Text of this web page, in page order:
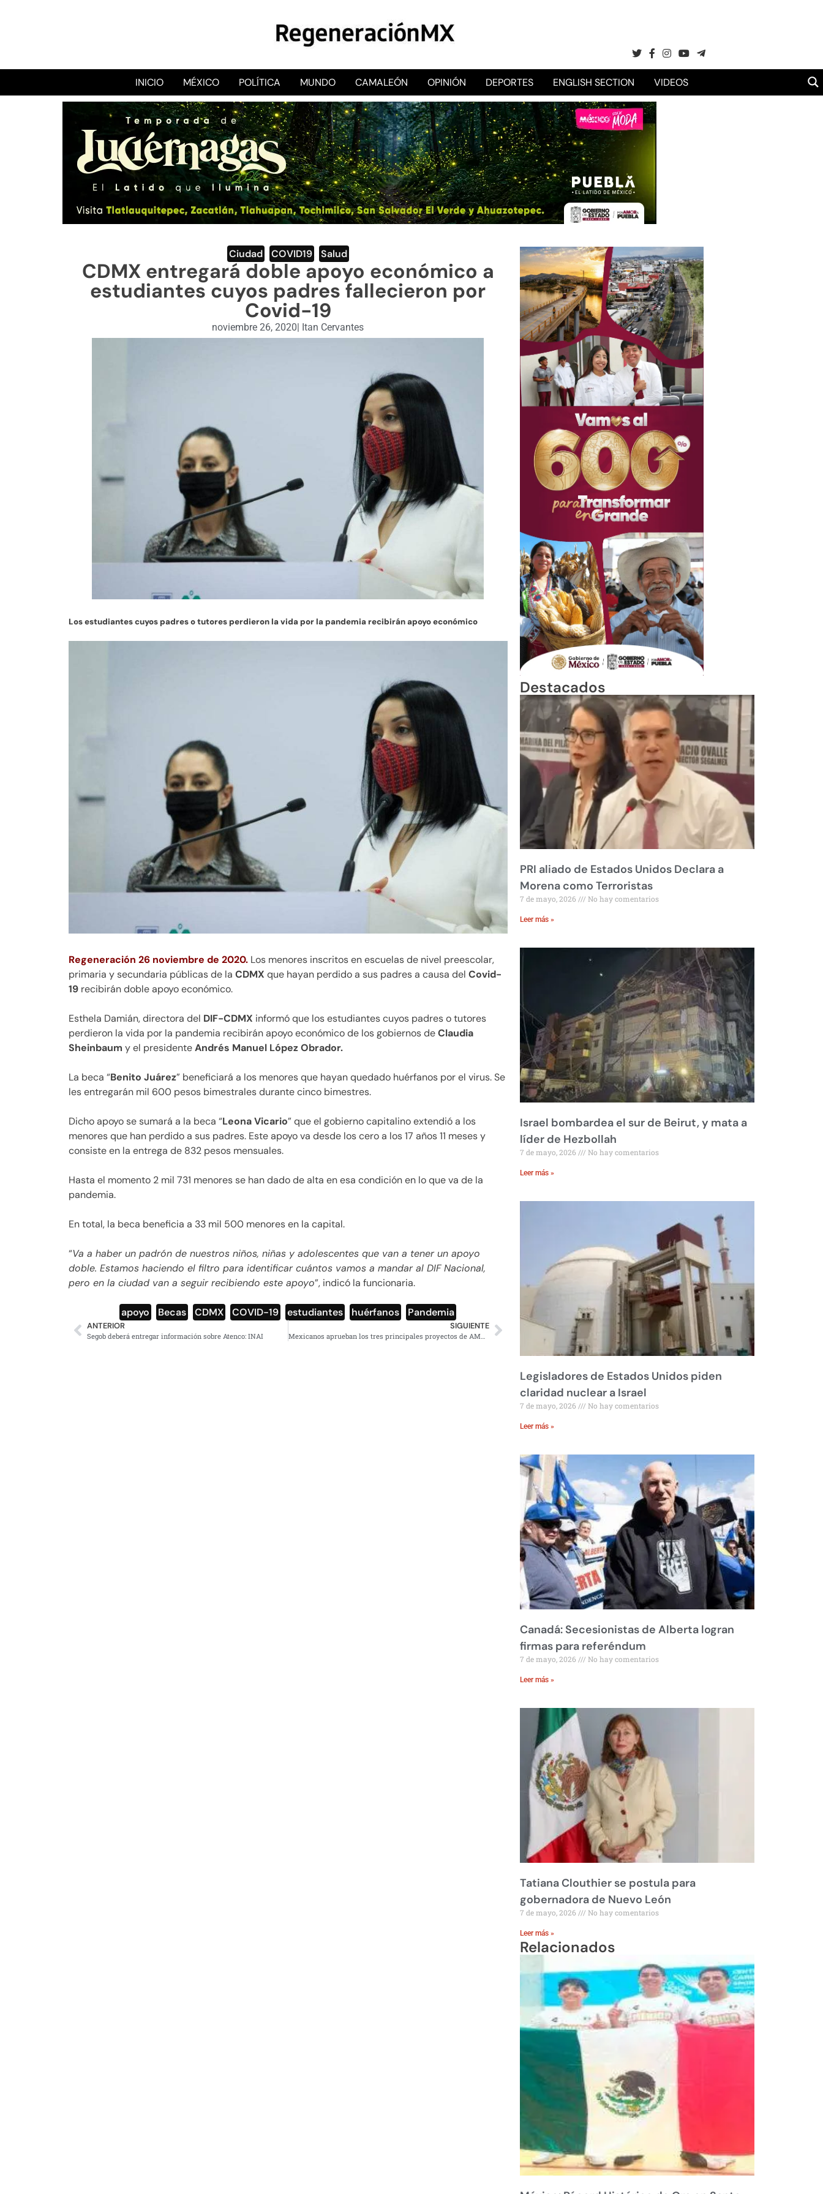
RegeneraciónMX
Sitio de noticias libre e independiente
INICIO MÉXICO POLÍTICA MUNDO CAMALEÓN OPINIÓN DEPORTES ENGLISH SECTION VIDEOS
Ciudad COVID19 Salud
CDMX entregará doble apoyo económico a
estudiantes cuyos padres fallecieron por
Covid-19
noviembre 26, 2020 Itan Cervantes
Los estudiantes cuyos padres o tutores perdieron la vida por la pandemia recibirán apoyo económico
Regeneración 26 noviembre de 2020. Los menores inscritos en escuelas de nivel preescolar,
primaria y secundaria públicas de la CDMX que hayan perdido a sus padres a causa del Covid-
19 recibirán doble apoyo económico.
Esthela Damián, directora del DIF-CDMX informó que los estudiantes cuyos padres o tutores
perdieron la vida por la pandemia recibirán apoyo económico de los gobiernos deClaudia
Sheinbaum y el presidenteAndrés Manuel López Obrador.
La beca “Benito Juárez” beneficiará a los menores que hayan quedado huérfanos por el virus. Se
les entregarán mil 600 pesos bimestrales durante cinco bimestres.
Dicho apoyo se sumará a la beca “Leona Vicario” que el gobierno capitalino extendió a los
menores que han perdido a sus padres. Este apoyo va desde los cero a los 17 años 11 meses y
consiste en la entrega de 832 pesos mensuales.
Hasta el momento 2 mil 731 menores se han dado de alta en esa condición en lo que va de la
pandemia.
En total, la beca beneficia a 33 mil 500 menores en la capital.
“Va a haber un padrón de nuestros niños, niñas y adolescentes que van a tener un apoyo
doble. Estamos haciendo el filtro para identificar cuántos vamos a mandar al DIF Nacional,
pero en la ciudad van a seguir recibiendo este apoyo”, indicó la funcionaria.
apoyo Becas CDMX COVID-19 estudiantes huérfanos Pandemia
ANTERIOR
Segob deberá entregar información sobre Atenco: INAI
SIGUIENTE
Mexicanos aprueban los tres principales proyectos de AMLO: Buendía y Laredo
Destacados
PRI aliado de Estados Unidos Declara a
Morena como Terroristas
7 de mayo, 2026 No hay comentarios
Leer más »
Israel bombardea el sur de Beirut, y mata a
líder de Hezbollah
7 de mayo, 2026 No hay comentarios
Leer más »
Legisladores de Estados Unidos piden
claridad nuclear a Israel
7 de mayo, 2026 No hay comentarios
Leer más »
Canadá: Secesionistas de Alberta logran
firmas para referéndum
7 de mayo, 2026 No hay comentarios
Leer más »
Tatiana Clouthier se postula para
gobernadora de Nuevo León
7 de mayo, 2026 No hay comentarios
Leer más »
Relacionados